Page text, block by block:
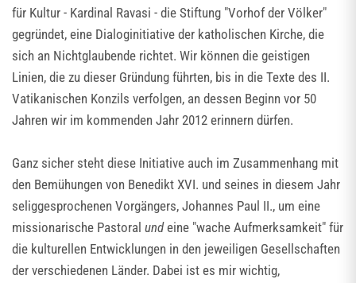
für Kultur - Kardinal Ravasi - die Stiftung "Vorhof der Völker"
gegründet, eine Dialoginitiative der katholischen Kirche, die
sich an Nichtglaubende richtet. Wir können die geistigen
Linien, die zu dieser Gründung führten, bis in die Texte des II.
Vatikanischen Konzils verfolgen, an dessen Beginn vor 50
Jahren wir im kommenden Jahr 2012 erinnern dürfen.
Ganz sicher steht diese Initiative auch im Zusammenhang mit
den Bemühungen von Benedikt XVI. und seines in diesem Jahr
seliggesprochenen Vorgängers, Johannes Paul II., um eine
missionarische Pastoral undeine "wache Aufmerksamkeit" für
die kulturellen Entwicklungen in den jeweiligen Gesellschaften
der verschiedenen Länder. Dabei ist es mir wichtig,